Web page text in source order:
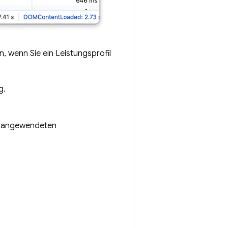
wenn Sie ein Leistungsprofil